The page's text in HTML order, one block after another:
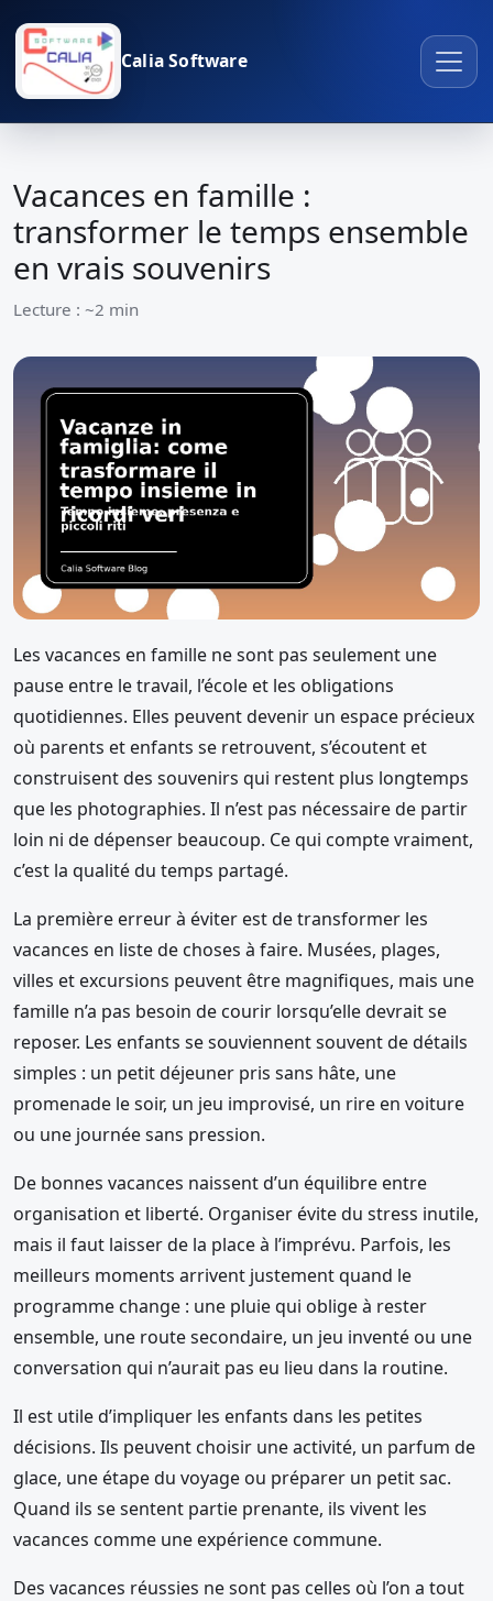
Calia Software
Vacances en famille :
transformer le temps ensemble
en vrais souvenirs
Lecture : ~2 min
Les vacances en famille ne sont pas seulement une
pause entre le travail, l’école et les obligations
quotidiennes. Elles peuvent devenir un espace précieux
où parents et enfants se retrouvent, s’écoutent et
construisent des souvenirs qui restent plus longtemps
que les photographies. Il n’est pas nécessaire de partir
loin ni de dépenser beaucoup. Ce qui compte vraiment,
c’est la qualité du temps partagé.
La première erreur à éviter est de transformer les
vacances en liste de choses à faire. Musées, plages,
villes et excursions peuvent être magnifiques, mais une
famille n’a pas besoin de courir lorsqu’elle devrait se
reposer. Les enfants se souviennent souvent de détails
simples : un petit déjeuner pris sans hâte, une
promenade le soir, un jeu improvisé, un rire en voiture
ou une journée sans pression.
De bonnes vacances naissent d’un équilibre entre
organisation et liberté. Organiser évite du stress inutile,
mais il faut laisser de la place à l’imprévu. Parfois, les
meilleurs moments arrivent justement quand le
programme change : une pluie qui oblige à rester
ensemble, une route secondaire, un jeu inventé ou une
conversation qui n’aurait pas eu lieu dans la routine.
Il est utile d’impliquer les enfants dans les petites
décisions. Ils peuvent choisir une activité, un parfum de
glace, une étape du voyage ou préparer un petit sac.
Quand ils se sentent partie prenante, ils vivent les
vacances comme une expérience commune.
Des vacances réussies ne sont pas celles où l’on a tout